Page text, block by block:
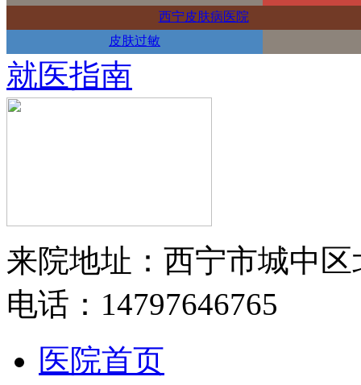
西宁皮肤病医院
皮肤过敏
就医指南
来院地址：西宁市城中区
电话：14797646765
医院首页